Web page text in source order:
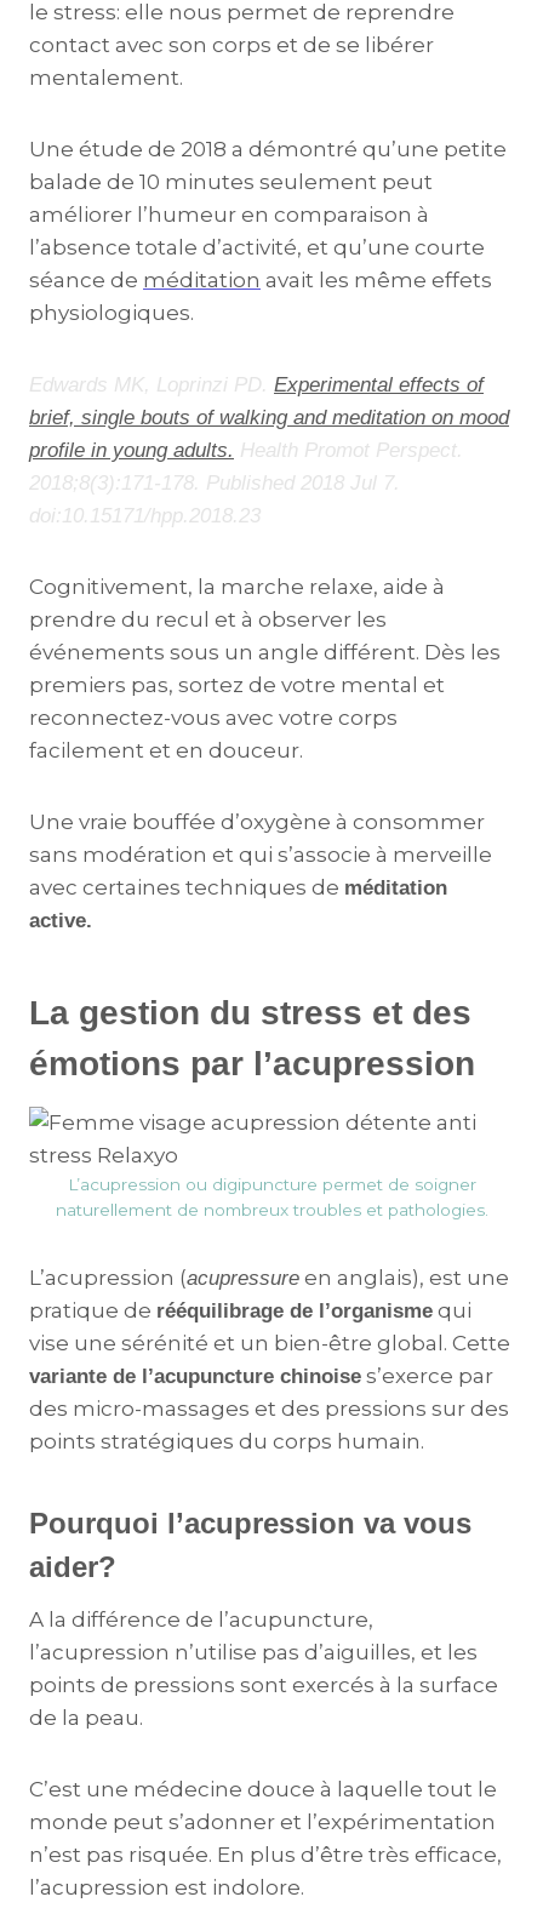
le stress: elle nous permet de reprendre
contact avec son corps et de se libérer
mentalement.
Une étude de 2018 a démontré qu’une petite
balade de 10 minutes seulement peut
améliorer l’humeur en comparaison à
l’absence totale d’activité, et qu’une courte
séance de méditation avait les même effets
physiologiques.
Edwards MK, Loprinzi PD. Experimental effects of
brief, single bouts of walking and meditation on mood
profile in young adults. Health Promot Perspect.
2018;8(3):171-178. Published 2018 Jul 7.
doi:10.15171/hpp.2018.23
Cognitivement, la marche relaxe, aide à
prendre du recul et à observer les
événements sous un angle différent. Dès les
premiers pas, sortez de votre mental et
reconnectez-vous avec votre corps
facilement et en douceur.
Une vraie bouffée d’oxygène à consommer
sans modération et qui s’associe à merveille
avec certaines techniques de méditation
active.
La gestion du stress et des
émotions par l’acupression
L’acupression ou digipuncture permet de soigner
naturellement de nombreux troubles et pathologies.
L’acupression (acupressure en anglais), est une
pratique de rééquilibrage de l’organisme qui
vise une sérénité et un bien-être global. Cette
variante de l’acupuncture chinoise s’exerce par
des micro-massages et des pressions sur des
points stratégiques du corps humain.
Pourquoi l’acupression va vous
aider?
A la différence de l’acupuncture,
l’acupression n’utilise pas d’aiguilles, et les
points de pressions sont exercés à la surface
de la peau.
C’est une médecine douce à laquelle tout le
monde peut s’adonner et l’expérimentation
n’est pas risquée. En plus d’être très efficace,
l’acupression est indolore.